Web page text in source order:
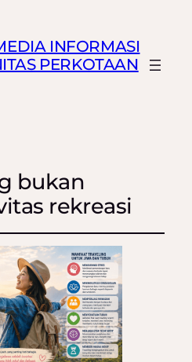
INFORMASI
PERKOTAAN
bukan
rekreasi